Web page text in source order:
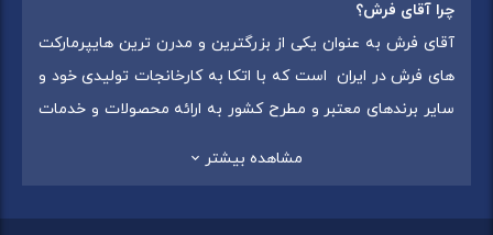
چرا آقای فرش؟
آقای فرش به عنوان یکی از بزرگترین و مدرن ترین هایپرمارکت
های فرش در ایران است که با اتکا به کارخانجات تولیدی خود و
سایر برندهای معتبر و مطرح کشور به ارائه محصولات و خدمات
مشاهده بیشتر